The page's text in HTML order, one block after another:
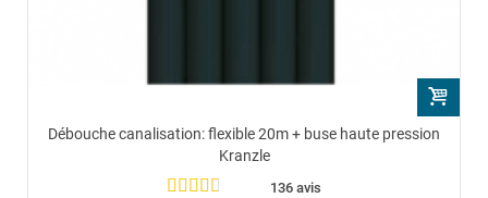
Débouche canalisation: flexible 20m + buse haute pression
Kranzle
136 avis